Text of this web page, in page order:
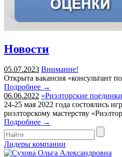
Новости
05.07.2023 Внимание!
Открыта вакансия «консультант
Подробнее →
06.06.2022 «Риэлторские
24-25 мая 2022 года состоялись
риэлторскому мастерству
Подробнее →
Лидеры компании